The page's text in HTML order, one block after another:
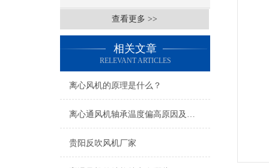
查看更多 >>
相关文章
RELEVANT ARTICLES
离心风机的原理是什么？
离心通风机轴承温度偏高原因及处理方法
贵阳反吹风机厂家